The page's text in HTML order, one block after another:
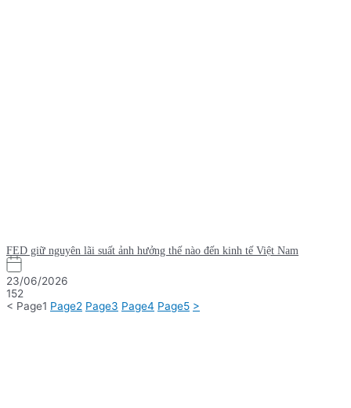
FED giữ nguyên lãi suất ảnh hưởng thế nào đến kinh tế Việt Nam
23/06/2026
152
< Page1 Page2 Page3 Page4 Page5 >